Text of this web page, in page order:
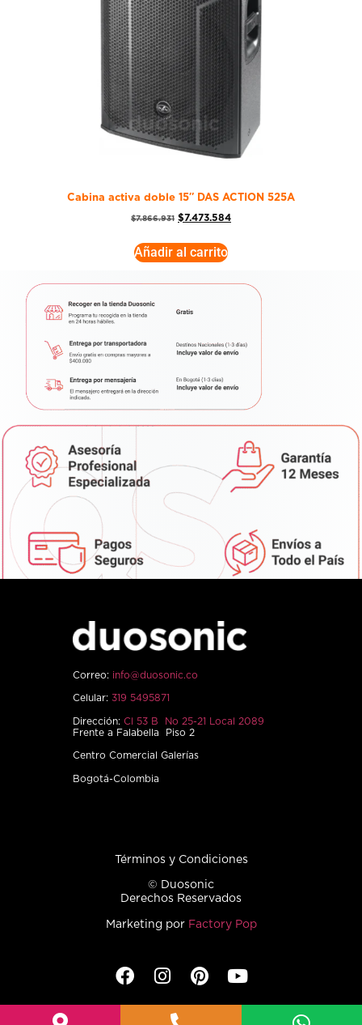
Cabina activa doble 15″ DAS ACTION 525A
$7.866.931 $7.473.584
Añadir al carrito
Correo: info@duosonic.co
Celular: 319 5495871
Dirección: Cl 53 B No 25-21 Local 2089
Frente a Falabella Piso 2
Centro Comercial Galerías
Bogotá-Colombia
Términos y Condiciones
© Duosonic
Derechos Reservados
Marketing por Factory Pop